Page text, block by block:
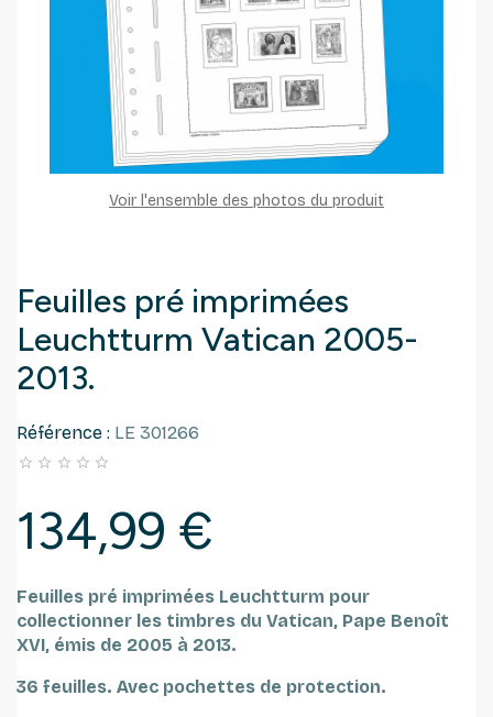
Voir l'ensemble des photos du produit
Feuilles pré imprimées
Leuchtturm Vatican 2005-
2013.
Référence : LE 301266
    
134,99 €
Feuilles pré imprimées Leuchtturm pour
collectionner les timbres du Vatican, Pape Benoît
XVI, émis de 2005 à 2013.
36 feuilles. Avec pochettes de protection.